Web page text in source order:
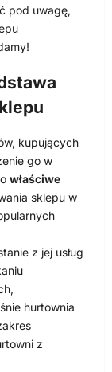
pod uwagę,
kupujących
go w
właściwe
sklepu w
z jej usług
hurtownia
z